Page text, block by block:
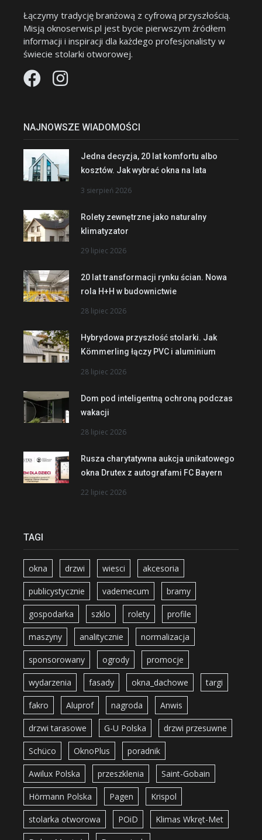
Łączymy tradycję branżową z cyfrową przyszłością.
Misją oknoserwis.pl jest bycie pierwszym źródłem
informacji i inspiracji dla każdego profesjonalisty w
świecie stolarki otworowej.
NAJNOWSZE WIADOMOŚCI
Jedna decyzja, 20 lat komfortu albo
kosztów. Jak wybrać okna na lata
3 sierpień 2026
Rolety zewnętrzne jako naturalny
klimatyzator
29 lipiec 2026
20 lat transformacji rynku ścian. Nowa
rola H+H w budownictwie
28 lipiec 2026
Hybrydowa przyszłość stolarki. Jak
Kömmerling łączy PVC i aluminium
28 lipiec 2026
Dom pod inteligentną ochroną podczas
wakacji
28 lipiec 2026
Rusza charytatywna aukcja unikatowego
okna Drutex z autografami FC Bayern
22 lipiec 2026
TAGI
okna drzwi wiesci akcesoria
publicystycznie vademecum bramy
gospodarka szklo rolety profile
maszyny analitycznie normalizacja
sponsorowany ogrody promocje
wydarzenia fasady okna_dachowe targi
fakro Aluprof nagroda Anwis
drzwi tarasowe G-U Polska drzwi przesuwne
Schüco OknoPlus poradnik
Awilux Polska przeszklenia Saint-Gobain
Hörmann Polska Pagen Krispol
stolarka otworowa POiD Klimas Wkręt-Met